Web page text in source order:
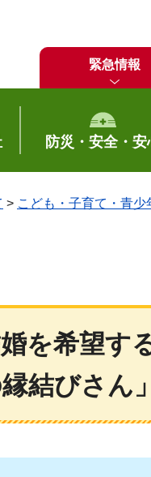
緊急情報
防災・安全・安
> こども・子育て・青少
を希望す
結びさん